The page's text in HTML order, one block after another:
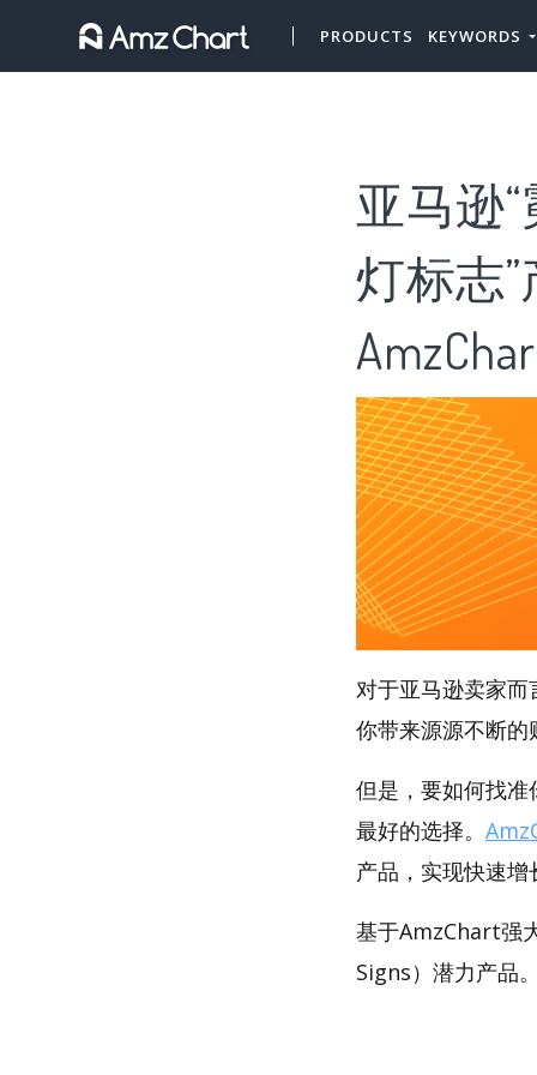
PRODUCTS KEYWORDS
亚马逊
灯标志
对于亚马逊卖家
你带来源源不断的
但是，要如何找准
最好的选择。
产品，实现快速增
基于AmzChart强
Signs）潜力产品